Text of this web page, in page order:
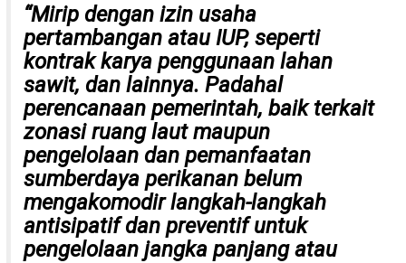
“Mirip dengan izin usaha
pertambangan atau IUP, seperti
kontrak karya penggunaan lahan
sawit, dan lainnya. Padahal
perencanaan pemerintah, baik terkait
zonasi ruang laut maupun
pengelolaan dan pemanfaatan
sumberdaya perikanan belum
mengakomodir langkah-langkah
antisipatif dan preventif untuk
pengelolaan jangka panjang atau